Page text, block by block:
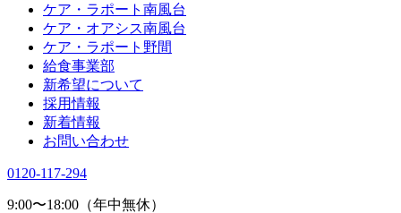
ケア・ラポート南風台
ケア・オアシス南風台
ケア・ラポート野間
給食事業部
新希望について
採用情報
新着情報
お問い合わせ
0120-117-294
9:00〜18:00（年中無休）